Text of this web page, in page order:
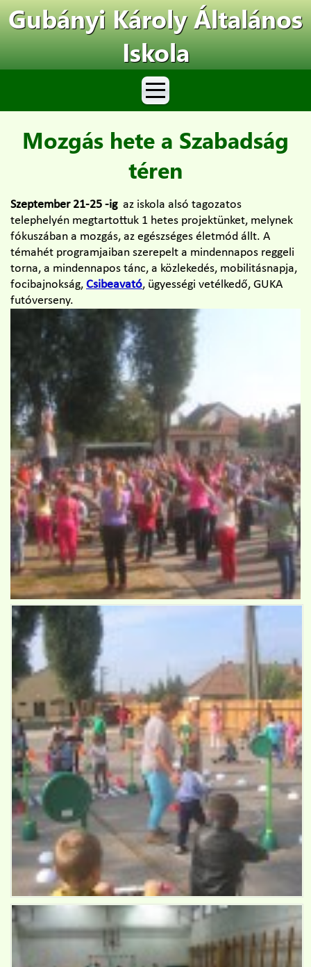
Gubányi Károly Általános
Iskola
Mozgás hete a Szabadság
téren
Szeptember 21-25 -igaz iskola alsó tagozatos
telephelyén megtartottuk 1 hetes projektünket, melynek
fókuszában a mozgás, az egészséges életmód állt. A
témahét programjaiban szerepelt a mindennapos reggeli
torna, a mindennapos tánc, a közlekedés, mobilitásnapja,
focibajnokság, Csibeavató, ügyességi vetélkedő, GUKA
futóverseny.